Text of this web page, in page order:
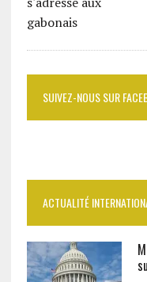
SUIVEZ-NOUS SUR
ACTUALITÉ